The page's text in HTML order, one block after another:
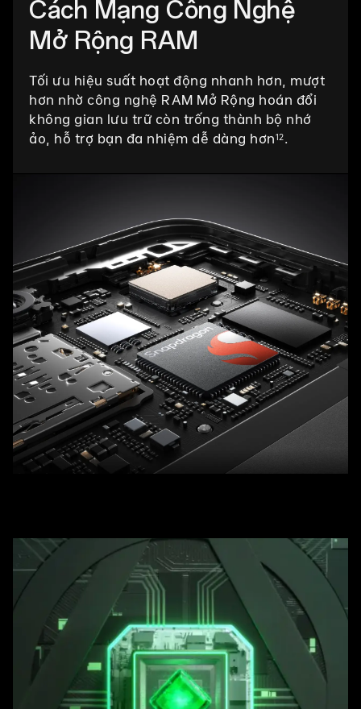
Cách Mạng Công Nghệ
Mở Rộng RAM
Tối ưu hiệu suất hoạt động nhanh hơn, mượt
hơn nhờ công nghệ RAM Mở Rộng hoán đổi
không gian lưu trữ còn trống thành bộ nhớ
ảo, hỗ trợ bạn đa nhiệm dễ dàng hơn12.